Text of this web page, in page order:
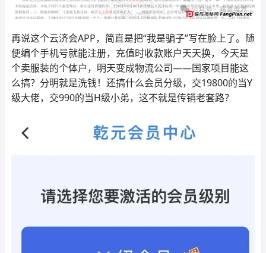
再说这个云济会APP，简直是把“我是骗子”写在脸上了。随
便编个手机号就能注册，充值时收款账户天天换，今天是
个卖服装的个体户，明天变成物流公司——国家项目能这
么搞？分明就是洗钱！还搞什么会员分级，交19800的当Y
级大佬，交990的当H级小弟，这不就是传销老套路？